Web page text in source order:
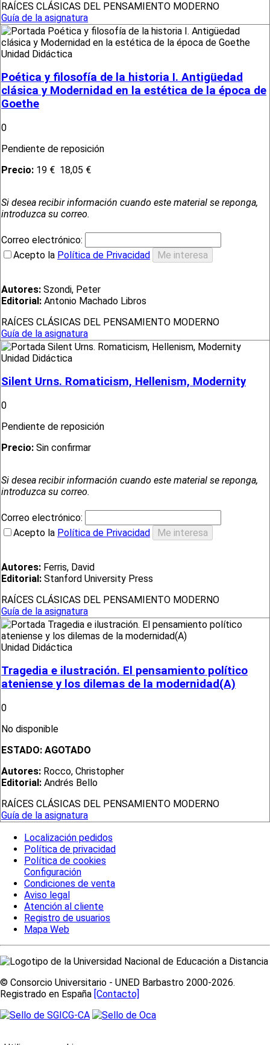
RAÍCES CLÁSICAS DEL PENSAMIENTO MODERNO
Guía de la asignatura
Unidad Didáctica
Poética y filosofía de la historia I. Antigüedad
clásica y Modernidad en la estética de la época de
Goethe
0
Pendiente de reposición
Precio: 19 € 18,05 €
Si desea recibir información cuando este material se reponga,
introduzca su correo.
Correo electrónico:
Acepto la Política de Privacidad
Autores: Szondi, Peter
Editorial: Antonio Machado Libros
RAÍCES CLÁSICAS DEL PENSAMIENTO MODERNO
Guía de la asignatura
Unidad Didáctica
Silent Urns. Romaticism, Hellenism, Modernity
0
Pendiente de reposición
Precio: Sin confirmar
Si desea recibir información cuando este material se reponga,
introduzca su correo.
Correo electrónico:
Acepto la Política de Privacidad
Autores: Ferris, David
Editorial: Stanford University Press
RAÍCES CLÁSICAS DEL PENSAMIENTO MODERNO
Guía de la asignatura
Unidad Didáctica
Tragedia e ilustración. El pensamiento político
ateniense y los dilemas de la modernidad(A)
0
No disponible
ESTADO: AGOTADO
Autores: Rocco, Christopher
Editorial: Andrés Bello
RAÍCES CLÁSICAS DEL PENSAMIENTO MODERNO
Guía de la asignatura
Localización pedidos
Política de privacidad
Política de cookies
Configuración
Condiciones de venta
Aviso legal
Atención al cliente
Registro de usuarios
Mapa Web
© Consorcio Universitario - UNED Barbastro 2000-2026.
Registrado en España [Contacto]